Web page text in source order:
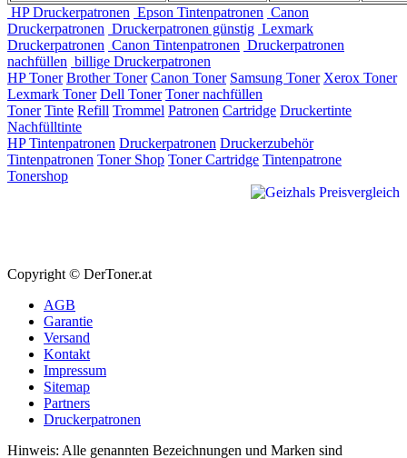
HP Druckerpatronen Epson Tintenpatronen Canon
Druckerpatronen Druckerpatronen günstig Lexmark
Druckerpatronen Canon Tintenpatronen Druckerpatronen
nachfüllen billige Druckerpatronen
HP Toner Brother Toner Canon Toner Samsung Toner Xerox Toner
Lexmark Toner Dell Toner Toner nachfüllen
Toner Tinte Refill Trommel Patronen Cartridge Druckertinte
Nachfülltinte
HP Tintenpatronen Druckerpatronen Druckerzubehör
Tintenpatronen Toner Shop Toner Cartridge Tintenpatrone
Tonershop
Copyright © DerToner.at
AGB
Garantie
Versand
Kontakt
Impressum
Sitemap
Partners
Druckerpatronen
Hinweis: Alle genannten Bezeichnungen und Marken sind